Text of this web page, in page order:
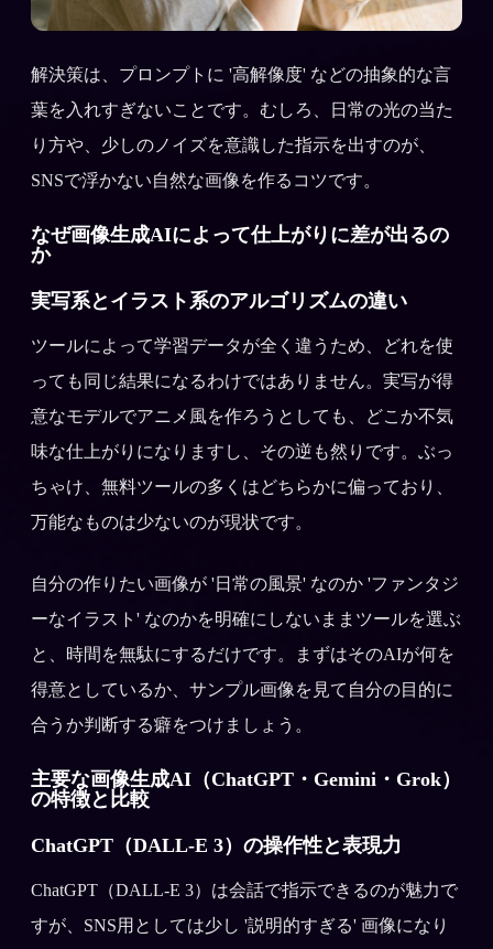
解決策は、プロンプトに '高解像度' などの抽象的な言
葉を入れすぎないことです。むしろ、日常の光の当た
り方や、少しのノイズを意識した指示を出すのが、
SNSで浮かない自然な画像を作るコツです。
なぜ画像生成AIによって仕上がりに差が出るの
か
実写系とイラスト系のアルゴリズムの違い
ツールによって学習データが全く違うため、どれを使
っても同じ結果になるわけではありません。実写が得
意なモデルでアニメ風を作ろうとしても、どこか不気
味な仕上がりになりますし、その逆も然りです。ぶっ
ちゃけ、無料ツールの多くはどちらかに偏っており、
万能なものは少ないのが現状です。
自分の作りたい画像が '日常の風景' なのか 'ファンタジ
ーなイラスト' なのかを明確にしないままツールを選ぶ
と、時間を無駄にするだけです。まずはそのAIが何を
得意としているか、サンプル画像を見て自分の目的に
合うか判断する癖をつけましょう。
主要な画像生成AI（ChatGPT・Gemini・Grok）
の特徴と比較
ChatGPT（DALL-E 3）の操作性と表現力
ChatGPT（DALL-E 3）は会話で指示できるのが魅力で
すが、SNS用としては少し '説明的すぎる' 画像になり